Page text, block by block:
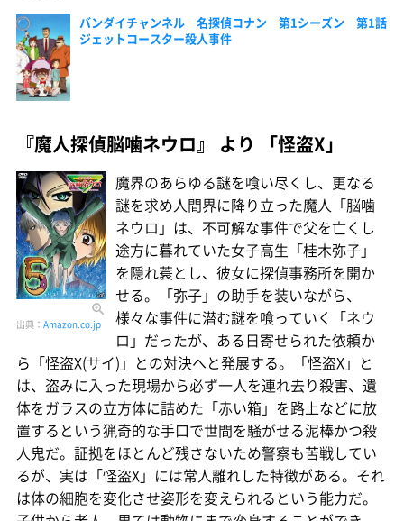
バンダイチャンネル 名探偵コナン 第1シーズン 第1話
ジェットコースター殺人事件
『魔人探偵脳噛ネウロ』 より 「怪盗X」
出典： Amazon.co.jp
魔界のあらゆる謎を喰い尽くし、更なる
謎を求め人間界に降り立った魔人「脳噛
ネウロ」は、不可解な事件で父を亡くし
途方に暮れていた女子高生「桂木弥子」
を隠れ蓑とし、彼女に探偵事務所を開か
せる。「弥子」の助手を装いながら、
様々な事件に潜む謎を喰っていく「ネウ
ロ」だったが、ある日寄せられた依頼か
ら「怪盗X(サイ)」との対決へと発展する。「怪盗X」と
は、盗みに入った現場から必ず一人を連れ去り殺害、遺
体をガラスの立方体に詰めた「赤い箱」を路上などに放
置するという猟奇的な手口で世間を騒がせる泥棒かつ殺
人鬼だ。証拠をほとんど残さないため警察も苦戦してい
るが、実は「怪盗X」には常人離れした特徴がある。それ
は体の細胞を変化させ姿形を変えられるという能力だ。